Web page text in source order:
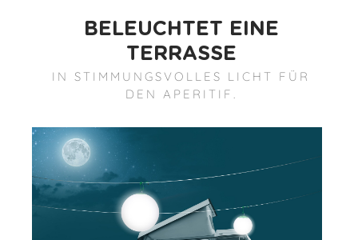
BELEUCHTET EINE
TERRASSE
IN STIMMUNGSVOLLES LICHT FÜR
DEN APERITIF.